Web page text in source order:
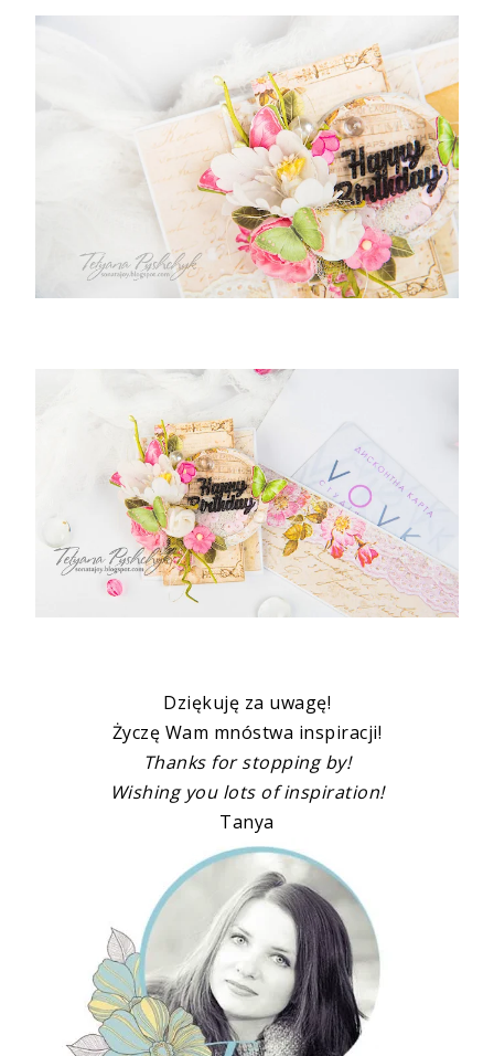
Dziękuję za uwagę!
Życzę Wam mnóstwa inspiracji!
Thanks for stopping by!
Wishing you lots of inspiration!
Tanya